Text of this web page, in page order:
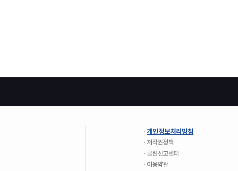
개인정보처리방침
저작권정책
클린신고센터
이용약관